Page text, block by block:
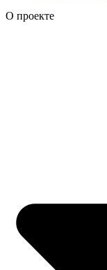
О проекте